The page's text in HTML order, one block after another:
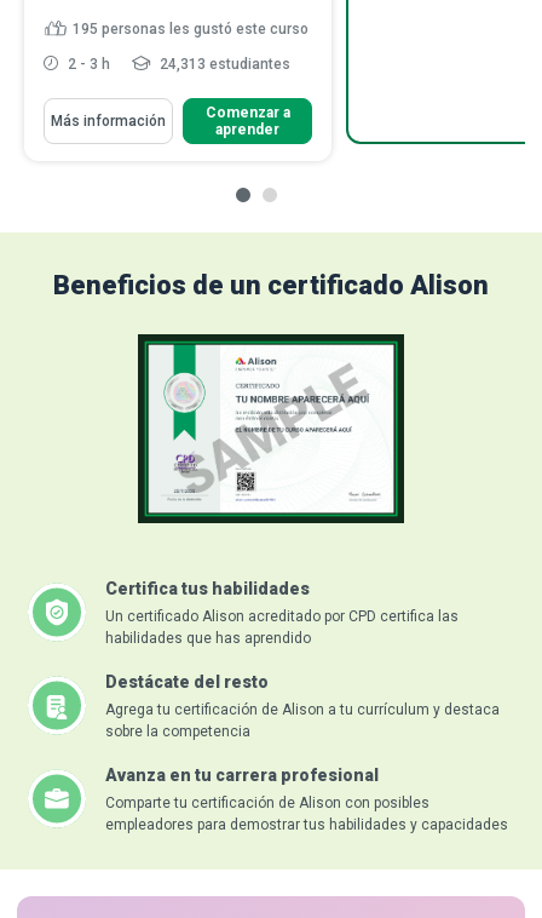
195 personas les gustó este curso
2 - 3 h 24,313 estudiantes
Más información
Comenzar a
aprender
Beneficios de un certificado Alison
Certifica tus habilidades
Un certificado Alison acreditado por CPD certifica las
habilidades que has aprendido
Destácate del resto
Agrega tu certificación de Alison a tu currículum y destaca
sobre la competencia
Avanza en tu carrera profesional
Comparte tu certificación de Alison con posibles
empleadores para demostrar tus habilidades y capacidades